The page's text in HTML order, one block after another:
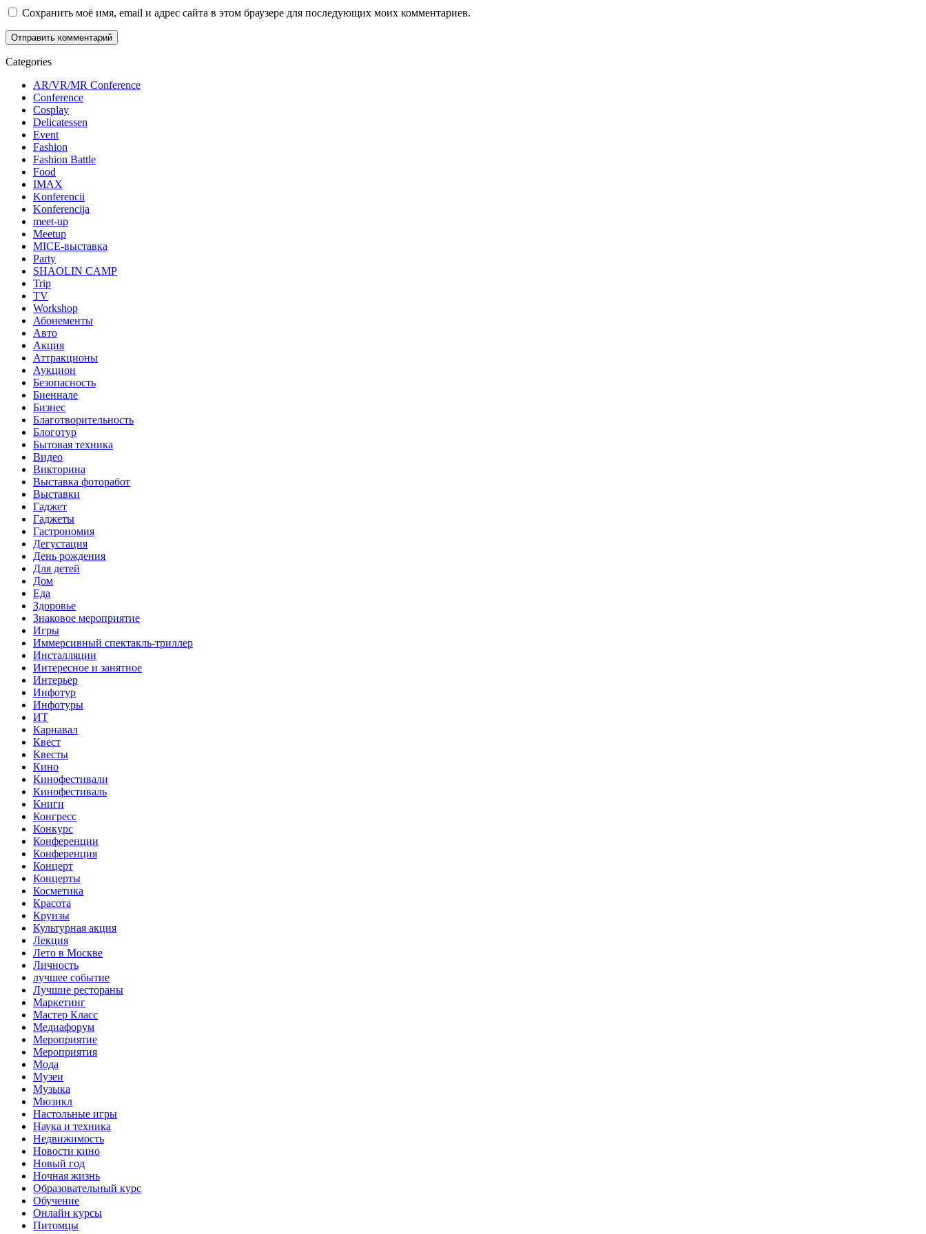
Сохранить моё имя, email и адрес сайта в этом браузере для последующих моих комментариев.
Categories
AR/VR/MR Conference
Conference
Cosplay
Delicatessen
Event
Fashion
Fashion Battle
Food
IMAX
Konferencii
Konferencija
meet-up
Meetup
MICE-выставка
Party
SHAOLIN CAMP
Trip
TV
Workshop
Абонементы
Авто
Акция
Аттракционы
Аукцион
Безопасность
Биеннале
Бизнес
Благотворительность
Блоготур
Бытовая техника
Видео
Викторина
Выставка фоторабот
Выставки
Гаджет
Гаджеты
Гастрономия
Дегустация
День рождения
Для детей
Дом
Еда
Здоровье
Знаковое мероприятие
Игры
Иммерсивный спектакль-триллер
Инсталляции
Интересное и занятное
Интерьер
Инфотур
Инфотуры
ИТ
Карнавал
Квест
Квесты
Кино
Кинофестивали
Кинофестиваль
Книги
Конгресс
Конкурс
Конференции
Конференция
Концерт
Концерты
Косметика
Красота
Круизы
Культурная акция
Лекция
Лето в Москве
Личность
лучшее событие
Лучшие рестораны
Маркетинг
Мастер Класс
Медиафорум
Мероприятие
Мероприятия
Мода
Музеи
Музыка
Мюзикл
Настольные игры
Наука и техника
Недвижимость
Новости кино
Новый год
Ночная жизнь
Образовательный курс
Обучение
Онлайн курсы
Питомцы